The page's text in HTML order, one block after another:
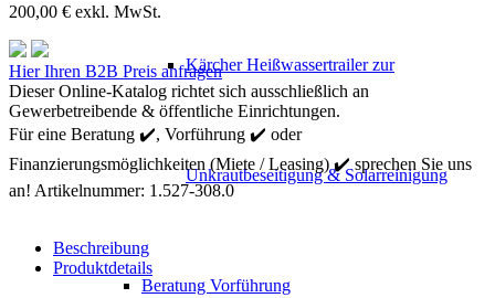
Kärcher Heißwassertrailer zur
Unkrautbeseitigung & Solarreinigung
Beratung Vorführung
200,00 € exkl. MwSt.
Kärcher
Trockensauger
T
10/1
Menge
Hier Ihren B2B Preis anfragen
Dieser Online-Katalog richtet sich ausschließlich an
Gewerbetreibende & öffentliche Einrichtungen.
Für eine Beratung ✔️, Vorführung ✔️ oder
Finanzierungsmöglichkeiten (Miete / Leasing) ✔️ sprechen Sie uns
an! Artikelnummer: 1.527-308.0
Beschreibung
Produktdetails